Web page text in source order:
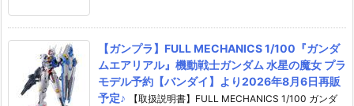
【ガンプラ】FULL MECHANICS 1/100『ガンダ
ムエアリアル』機動戦士ガンダム 水星の魔女 プラ
モデル予約【バンダイ】より2026年8月6日再販
予定♪
【取扱説明書】FULL MECHANICS 1/100 ガンダ